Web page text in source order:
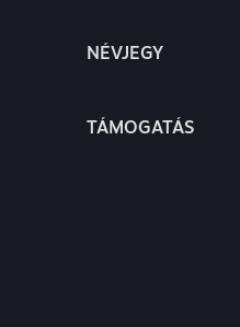
NÉVJEGY
TÁMOGATÁS